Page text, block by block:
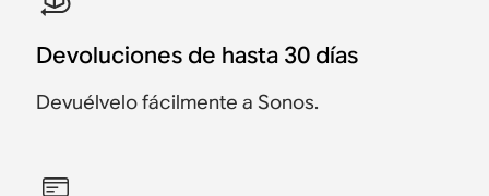
Devoluciones de hasta 30 días
Devuélvelo fácilmente a Sonos.